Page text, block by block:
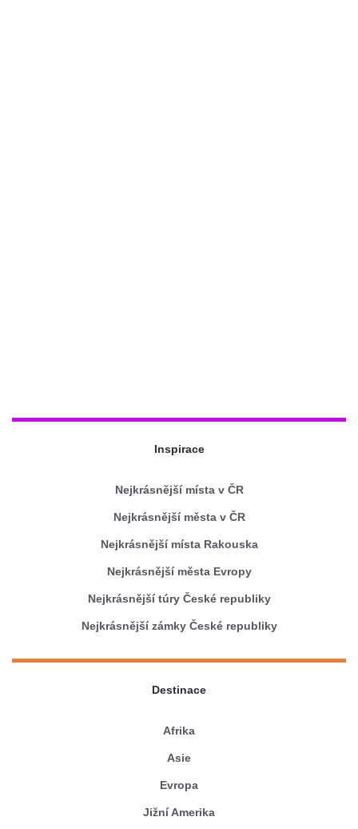
Inspirace
Nejkrásnější místa v ČR
Nejkrásnější města v ČR
Nejkrásnější místa Rakouska
Nejkrásnější města Evropy
Nejkrásnější túry České republiky
Nejkrásnější zámky České republiky
Destinace
Afrika
Asie
Evropa
Jižní Amerika